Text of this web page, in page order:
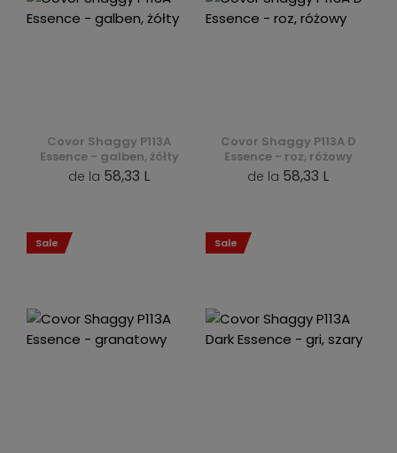
Covor Shaggy P113A
Essence - galben, żółty
de la 58,33 L
Covor Shaggy P113A D
Essence - roz, różowy
de la 58,33 L
Sale Sale